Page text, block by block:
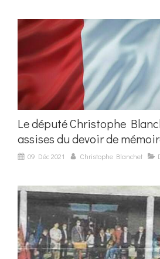
Le député Christophe
assises du devoir de
09 Déc 2021 Christophe Blanchet